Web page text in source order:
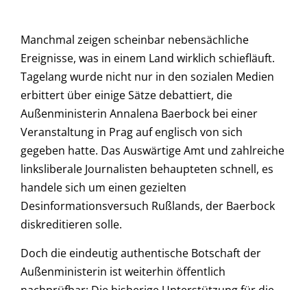
Manchmal zeigen scheinbar nebensächliche
Ereignisse, was in einem Land wirklich schiefläuft.
Tagelang wurde nicht nur in den sozialen Medien
erbittert über einige Sätze debattiert, die
Außenministerin Annalena Baerbock bei einer
Veranstaltung in Prag auf englisch von sich
gegeben hatte. Das Auswärtige Amt und zahlreiche
linksliberale Journalisten behaupteten schnell, es
handele sich um einen gezielten
Desinformationsversuch Rußlands, der Baerbock
diskreditieren solle.
Doch die eindeutig authentische Botschaft der
Außenministerin ist weiterhin öffentlich